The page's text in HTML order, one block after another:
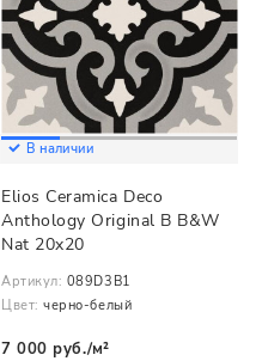
В наличии
Elios Ceramica Deco
Anthology Original B B&W
Nat 20x20
Артикул: 089D3B1
Цвет: черно-белый
7 000 руб./м²